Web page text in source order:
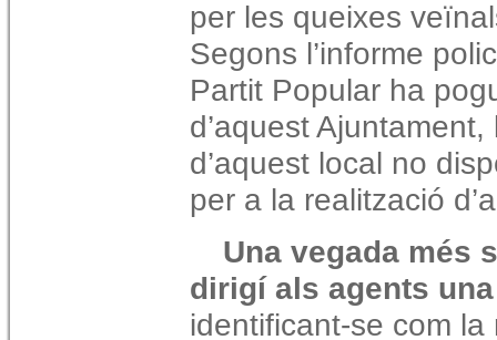
per les queixes
Segons l’informe
Partit Popular ha
d’aquest
d’aquest local no
per a la realització
Una vegada més
dirigí als agents
identificant-se com